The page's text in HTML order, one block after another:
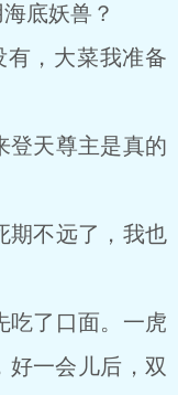
底妖兽？
，大菜我准备
天尊主是真的
不远了，我也
了口面。一虎
好一会儿后，双